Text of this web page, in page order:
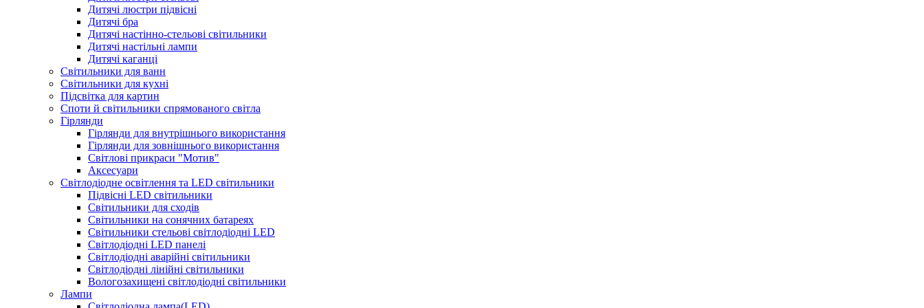
Дитячі люстри підвісні
Дитячі бра
Дитячі настінно-стельові світильники
Дитячі настільні лампи
Дитячі каганці
Світильники для ванн
Світильники для кухні
Підсвітка для картин
Споти й світильники спрямованого світла
Гірлянди
Гірлянди для внутрішнього використання
Гірлянди для зовнішнього використання
Світлові прикраси "Мотив"
Аксесуари
Світлодіодне освітлення та LED світильники
Підвісні LED світильники
Світильники для сходів
Світильники на сонячних батареях
Світильники стельові світлодіодні LED
Світлодіодні LED панелі
Світлодіодні аварійні світильники
Світлодіодні лінійні світильники
Вологозахищені світлодіодні світильники
Лампи